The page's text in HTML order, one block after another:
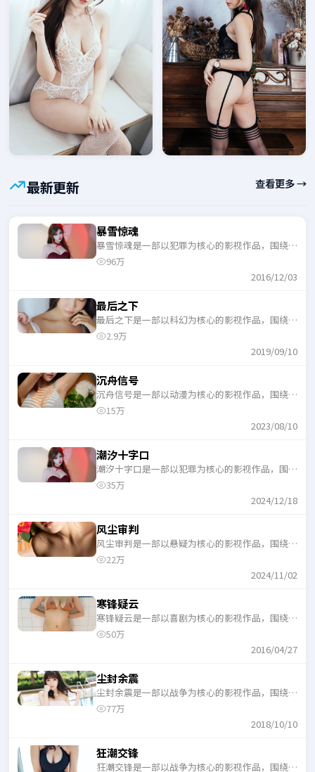
最新更新 查看更多 →
暴雪惊魂
暴雪惊魂是一部以犯罪为核心的影视作品，围绕危
机、反转与人物成长展开，整体节奏紧凑，适合一
96万
2016/12/03
最后之下
最后之下是一部以科幻为核心的影视作品，围绕危
机、反转与人物成长展开，整体节奏紧凑，适合一
2.9万
2019/09/10
沉舟信号
沉舟信号是一部以动漫为核心的影视作品，围绕危
机、反转与人物成长展开，整体节奏紧凑，适合一
15万
2023/08/10
潮汐十字口
潮汐十字口是一部以犯罪为核心的影视作品，围绕
危机、反转与人物成长展开，整体节奏紧凑，适合
35万
2024/12/18
风尘审判
风尘审判是一部以悬疑为核心的影视作品，围绕危
机、反转与人物成长展开，整体节奏紧凑，适合一
22万
2024/11/02
寒锋疑云
寒锋疑云是一部以喜剧为核心的影视作品，围绕危
机、反转与人物成长展开，整体节奏紧凑，适合一
50万
2016/04/27
尘封余震
尘封余震是一部以战争为核心的影视作品，围绕危
机、反转与人物成长展开，整体节奏紧凑，适合一
77万
2018/10/10
狂潮交锋
狂潮交锋是一部以战争为核心的影视作品，围绕危